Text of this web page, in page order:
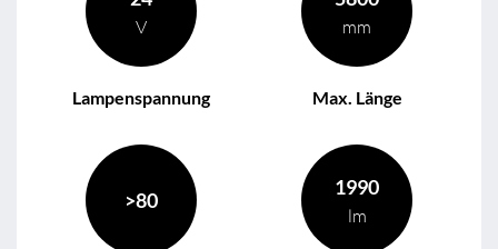
V
Lampenspannung
mm
Max. Länge
>80
1990
lm